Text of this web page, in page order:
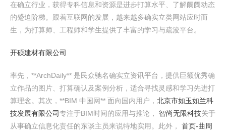
在确立行业，获得专科信息和资源是进步打算水平、了解阛阓动态
的蹙迫阶梯。跟着互联网的发展，越来越多确实立类网站应时而
生，为打算师、工程师和学生提供了丰富的学习与疏浚平台。
开硕建材有限公司
率先，**ArchDaily** 是民众驰名确实立资讯平台，提供巨额优秀确
立作品的图片、打算确认及案例分析，适合寻找灵感和学习先进打
算理念。其次，**BIM 中国网** 面向国内用户， 北京市如玉如兰科
技发展有限公司专注于BIM时间的应用与推论， 智尚无限科技关于
从事确立信息化责任的东谈主员来说特地实用。此外， 首页-曲周